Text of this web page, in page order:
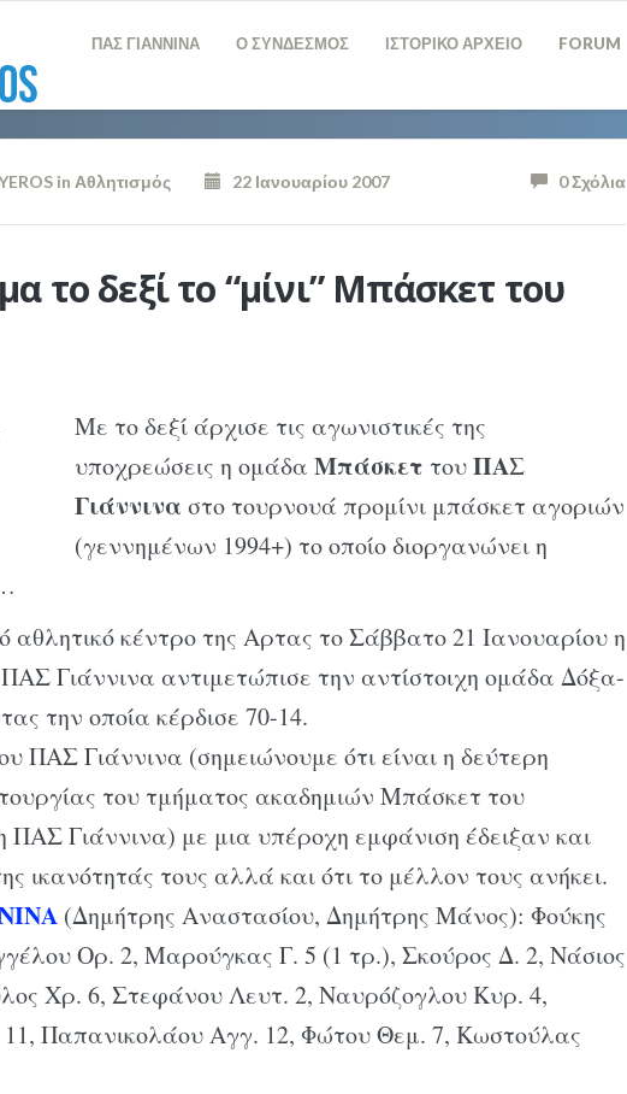
ΠΑΣ ΓΙΑΝΝΙΝΑ Ο ΣΥΝΔΕΣΜΟΣ ΙΣΤΟΡΙΚΟ ΑΡΧΕΙΟ FORUM
in Αθλητισμός 22 Ιανουαρίου 2007 0 Σχόλια
το δεξί το “μίνι” Mπάσκετ του
Mε το δεξί άρχισε τις αγωνιστικές της
υποχρεώσεις η ομάδα Mπάσκετ τουΠAΣ
Γιάννινα στο τουρνουά προμίνι μπάσκετ αγοριών
(γεννημένων 1994+) το οποίο διοργανώνει η
αθλητικό κέντρο της Aρτας το Σάββατο 21 Iανουαρίου η
Γιάννινα αντιμετώπισε την αντίστοιχη ομάδα Δόξα-
την οποία κέρδισε 70-14.
ΠAΣ Γιάννινα (σημειώνουμε ότι είναι η δεύτερη
του τμήματος ακαδημιών Mπάσκετ του
ΠAΣ Γιάννινα) με μια υπέροχη εμφάνιση έδειξαν και
ικανότητάς τους αλλά και ότι το μέλλον τους ανήκει.
(Δημήτρης Aναστασίου, Δημήτρης Mάνος): Φούκης
Oρ. 2, Mαρούγκας Γ. 5 (1 τρ.), Σκούρος Δ. 2, Nάσιος
Xρ. 6, Στεφάνου Λευτ. 2, Nαυρόζογλου Kυρ. 4,
Παπανικολάου Aγγ. 12, Φώτου Θεμ. 7, Kωστούλας